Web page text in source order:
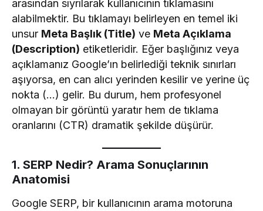
arasından sıyrılarak kullanıcının tıklamasını
alabilmektir. Bu tıklamayı belirleyen en temel iki
unsur Meta Başlık (Title) ve Meta Açıklama
(Description) etiketleridir. Eğer başlığınız veya
açıklamanız Google’ın belirlediği teknik sınırları
aşıyorsa, en can alıcı yerinden kesilir ve yerine üç
nokta (…) gelir. Bu durum, hem profesyonel
olmayan bir görüntü yaratır hem de tıklama
oranlarını (CTR) dramatik şekilde düşürür.
1. SERP Nedir? Arama Sonuçlarının
Anatomisi
Google SERP, bir kullanıcının arama motoruna